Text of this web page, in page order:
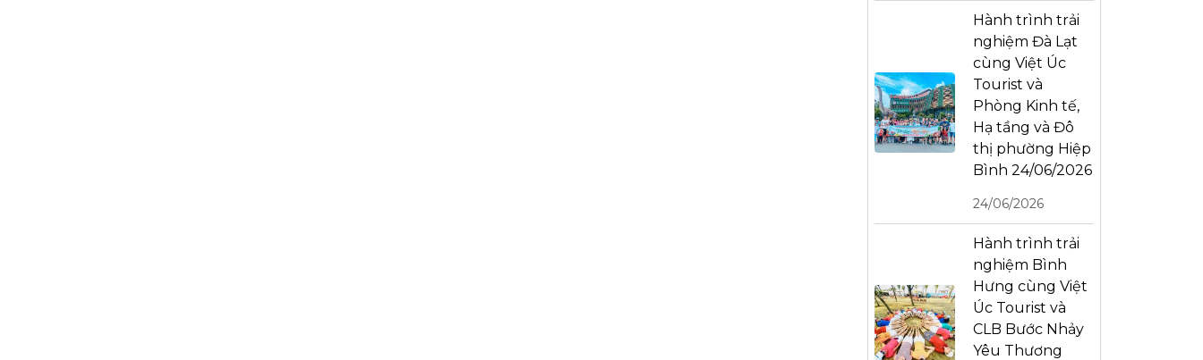
Hành trình trải
nghiệm Đà Lạt
cùng Việt Úc
Tourist và
Phòng Kinh tế,
Hạ tầng và Đô
thị phường Hiệp
Bình 24/06/2026
24/06/2026
Hành trình trải
nghiệm Bình
Hưng cùng Việt
Úc Tourist và
CLB Bước Nhảy
Yêu Thương